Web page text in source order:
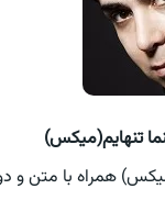
تنهایم(میکس)
همراه با متن و